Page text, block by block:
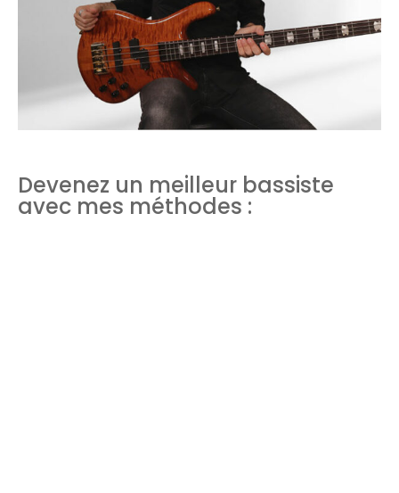
Devenez un meilleur bassiste
avec mes méthodes :